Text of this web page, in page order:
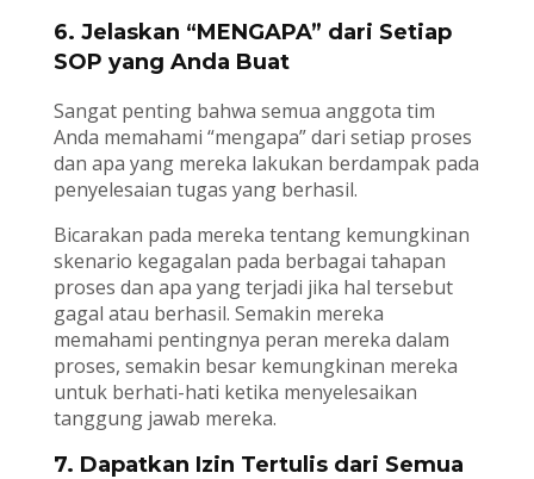
6. Jelaskan “MENGAPA” dari Setiap
SOP yang Anda Buat
Sangat penting bahwa semua anggota tim
Anda memahami “mengapa” dari setiap proses
dan apa yang mereka lakukan berdampak pada
penyelesaian tugas yang berhasil.
Bicarakan pada mereka tentang kemungkinan
skenario kegagalan pada berbagai tahapan
proses dan apa yang terjadi jika hal tersebut
gagal atau berhasil. Semakin mereka
memahami pentingnya peran mereka dalam
proses, semakin besar kemungkinan mereka
untuk berhati-hati ketika menyelesaikan
tanggung jawab mereka.
7. Dapatkan Izin Tertulis dari Semua